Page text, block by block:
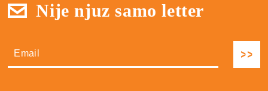
Nije njuz samo letter